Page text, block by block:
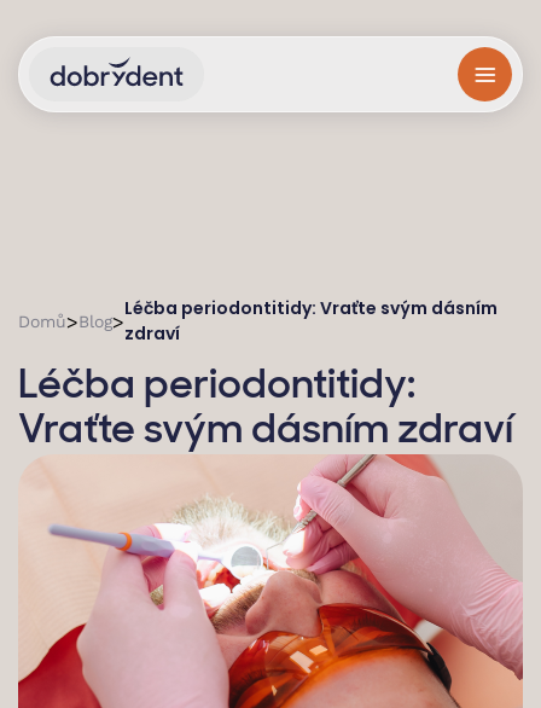
Domů>Blog>
Léčba periodontitidy: Vraťte svým dásním
zdraví
Léčba periodontitidy:
Vraťte svým dásním zdraví